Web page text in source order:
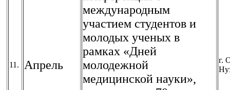
11. Апрель
международным
участием студентов и
молодых ученых в
рамках «Дней
молодежной
медицинской науки»,
г.